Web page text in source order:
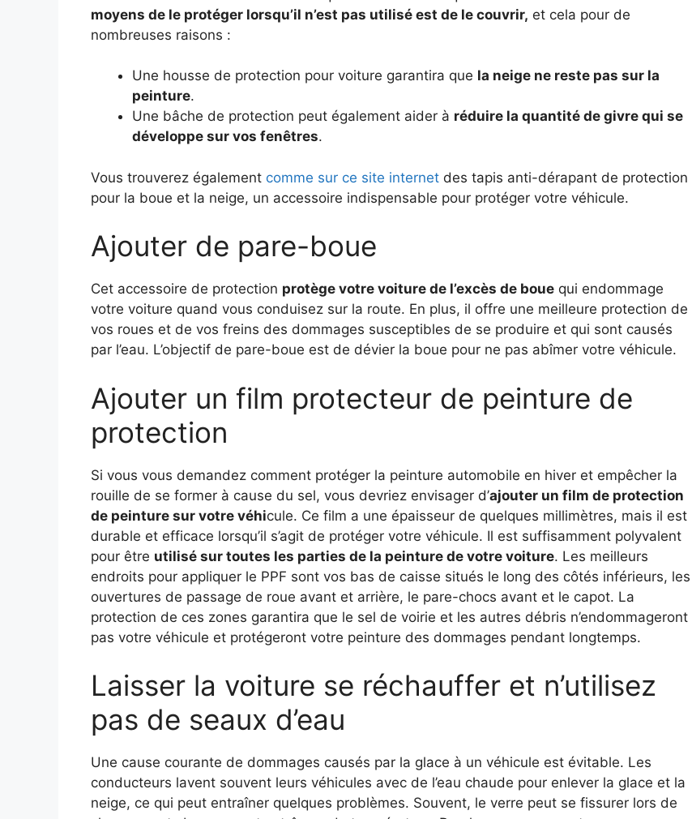
moyens de le protéger lorsqu’il n’est pas utilisé est de le couvrir, et cela pour de
nombreuses raisons :
Une housse de protection pour voiture garantira que la neige ne reste pas sur la
peinture.
Une bâche de protection peut également aider à réduire la quantité de givre qui se
développe sur vos fenêtres.
Vous trouverez également comme sur ce site internet des tapis anti-dérapant de protection
pour la boue et la neige, un accessoire indispensable pour protéger votre véhicule.
Ajouter de pare-boue
Cet accessoire de protection protège votre voiture de l’excès de boue qui endommage
votre voiture quand vous conduisez sur la route. En plus, il offre une meilleure protection de
vos roues et de vos freins des dommages susceptibles de se produire et qui sont causés
par l’eau. L’objectif de pare-boue est de dévier la boue pour ne pas abîmer votre véhicule.
Ajouter un film protecteur de peinture de
protection
Si vous vous demandez comment protéger la peinture automobile en hiver et empêcher la
rouille de se former à cause du sel, vous devriez envisager d’ajouter un film de protection
de peinture sur votre véhicule. Ce film a une épaisseur de quelques millimètres, mais il est
durable et efficace lorsqu’il s’agit de protéger votre véhicule. Il est suffisamment polyvalent
pour être utilisé sur toutes les parties de la peinture de votre voiture. Les meilleurs
endroits pour appliquer le PPF sont vos bas de caisse situés le long des côtés inférieurs, les
ouvertures de passage de roue avant et arrière, le pare-chocs avant et le capot. La
protection de ces zones garantira que le sel de voirie et les autres débris n’endommageront
pas votre véhicule et protégeront votre peinture des dommages pendant longtemps.
Laisser la voiture se réchauffer et n’utilisez
pas de seaux d’eau
Une cause courante de dommages causés par la glace à un véhicule est évitable. Les
conducteurs lavent souvent leurs véhicules avec de l’eau chaude pour enlever la glace et la
neige, ce qui peut entraîner quelques problèmes. Souvent, le verre peut se fissurer lors de